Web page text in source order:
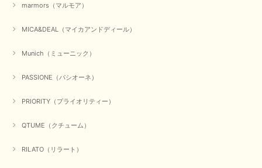
marmors（マルモア）
MICA&DEAL（マイカアンドディール）
Munich（ミューニック）
PASSIONE（パシオーネ）
PRIORITY（プライオリティー）
QTUME（クチューム）
RILATO（リラート）